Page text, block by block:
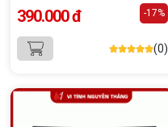
390.000 đ -17%
(0)